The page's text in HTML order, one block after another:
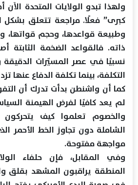
ولهذا تبدو الولايات المتحدة
كبرى” فعلًا. مراجعة تتعلق بشكل
وطبيعة قواعدها، وحجم قواتها،
ذاته. فالقواعد الضخمة الثابتة
نسبيًا في عصر المسيّرات الدقيقة
التكلفة، بينما تكلفة الدفاع عنها
كما أن واشنطن بدأت تدرك أن
لم يعد كافيًا لفرض الهيمنة
والخصوم تعلموا كيف
الشاملة دون تجاوز الخط الأحمر
مواجهة مفتوحة.
وفي المقابل، فإن حلفاء
المنطقة يراقبون المشهد بقلق